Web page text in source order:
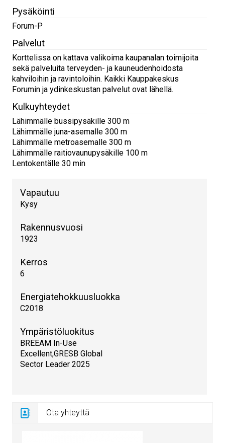
Pysäköinti
Forum-P
Palvelut
Korttelissa on kattava valikoima kaupanalan toimijoita
sekä palveluita terveyden- ja kauneudenhoidosta
kahviloihin ja ravintoloihin. Kaikki Kauppakeskus
Forumin ja ydinkeskustan palvelut ovat lähellä.
Kulkuyhteydet
Lähimmälle bussipysäkille 300 m
Lähimmälle juna-asemalle 300 m
Lähimmälle metroasemalle 300 m
Lähimmälle raitiovaunupysäkille 100 m
Lentokentälle 30 min
Vapautuu
Kysy
Rakennusvuosi
1923
Kerros
6
Energiatehokkuusluokka
C2018
Ympäristöluokitus
BREEAM In-Use
Excellent,GRESB Global
Sector Leader 2025
Ota yhteyttä